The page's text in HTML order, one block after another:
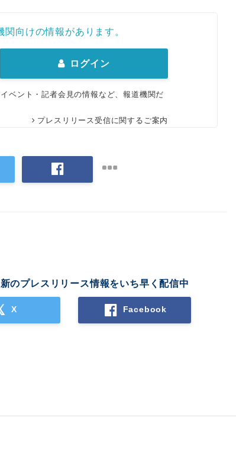
向けの情報があります。
ログイン
ベント・記者会見の情報など、報道機関だ
プレスリリース受信に関するご案内
のプレスリリース情報をいち早く配信中
X Facebook